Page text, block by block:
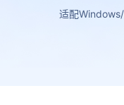
适配